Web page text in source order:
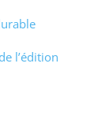
l’édition